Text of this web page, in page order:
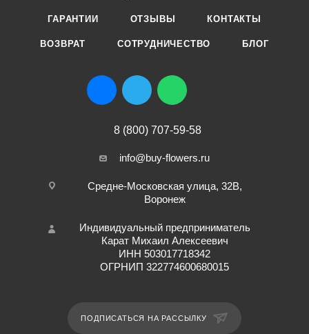
ГАРАНТИИ ОТЗЫВЫ КОНТАКТЫ
ВОЗВРАТ СОТРУДНИЧЕСТВО БЛОГ
8 (800) 707-59-58
info@buy-flowers.ru
Средне-Московская улица, 32В,
Воронеж
Индивидуальный предприниматель
Карат Михаил Алексеевич
ИНН 503017718342
ОГРНИП 322774600680015
ПОДПИСАТЬСЯ НА РАССЫЛКУ